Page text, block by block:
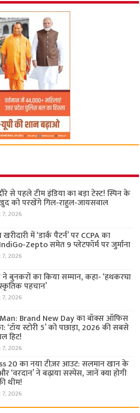
से पहले टीम इंडिया का बड़ा टेस्ट! स्पिन के
को परखेंगे गिल-राहुल-जायसवाल
2026
में ‘डार्क पैटर्न’ पर CCPA का
Zepto समेत 9 प्लेटफॉर्म पर जुर्माना
2026
ने बुनकरों का किया सम्मान, कहा- ‘हथकरघा
पहचान’
2026
Brand New Day का बॉक्स ऑफिस
‘टॉय स्टोरी 5’ को पछाड़ा, 2026 की सबसे
हिट!
2026
20 का नया टीज़र आउट: सलमान खान के
‘वरदान’ ने बढ़ाया सस्पेंस, जानें क्या होगी
थीम!
2026